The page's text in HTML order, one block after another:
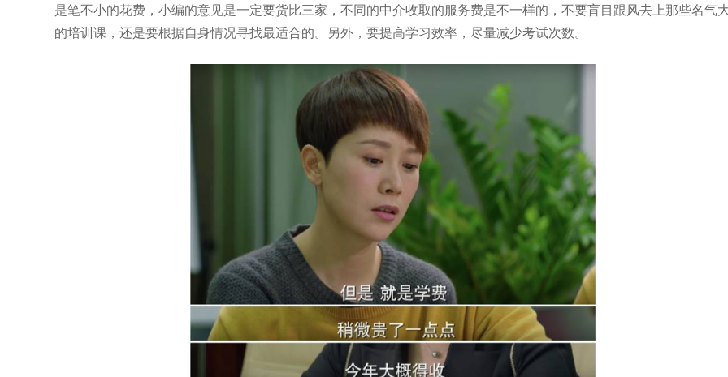
是笔不小的花费，小编的意见是一定要货比三家，不同的中介收取的服务费是不一样的，不要盲目跟风去上那些名气
的培训课，还是要根据自身情况寻找最适合的。另外，要提高学习效率，尽量减少考试次数。